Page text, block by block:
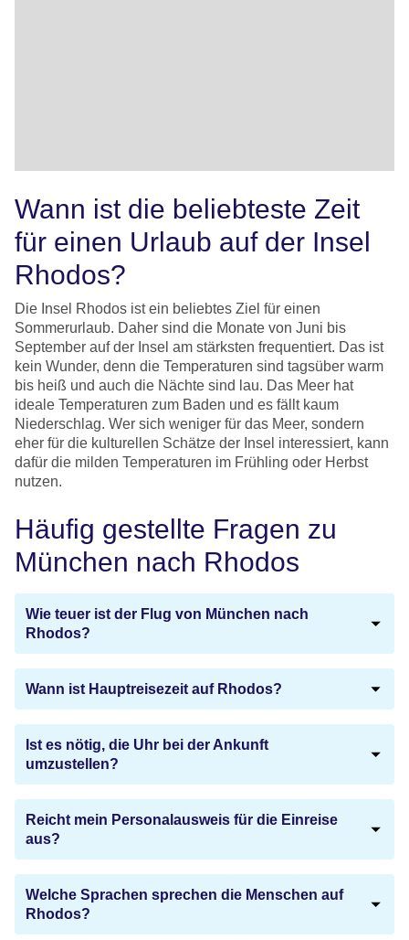
Wann ist die beliebteste Zeit
für einen Urlaub auf der Insel
Rhodos?
Die Insel Rhodos ist ein beliebtes Ziel für einen
Sommerurlaub. Daher sind die Monate von Juni bis
September auf der Insel am stärksten frequentiert. Das ist
kein Wunder, denn die Temperaturen sind tagsüber warm
bis heiß und auch die Nächte sind lau. Das Meer hat
ideale Temperaturen zum Baden und es fällt kaum
Niederschlag. Wer sich weniger für das Meer, sondern
eher für die kulturellen Schätze der Insel interessiert, kann
dafür die milden Temperaturen im Frühling oder Herbst
nutzen.
Häufig gestellte Fragen zu
München nach Rhodos
Wie teuer ist der Flug von München nach
Rhodos?
Wann ist Hauptreisezeit auf Rhodos?
Ist es nötig, die Uhr bei der Ankunft
umzustellen?
Reicht mein Personalausweis für die Einreise
aus?
Welche Sprachen sprechen die Menschen auf
Rhodos?